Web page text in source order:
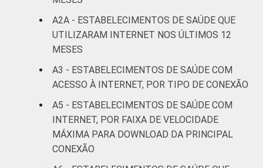
UNIDADE BÁSICA
DE SAÚDE
Não UBS 90
LOCALIZAÇÃO Capital 88
Fonte: CGI.br/NIC.br, Centro Regional de
Estudos para o Desenvolvimento da
Sociedade da Informação (Cetic.br),
A2A - ESTABELECIMENTOS DE SAÚDE QUE
UTILIZARAM INTERNET NOS ÚLTIMOS 12
MESES
A3 - ESTABELECIMENTOS DE SAÚDE COM
ACESSO À INTERNET, POR TIPO DE CONEXÃO
A5 - ESTABELECIMENTOS DE SAÚDE COM
INTERNET, POR FAIXA DE VELOCIDADE
MÁXIMA PARA DOWNLOAD DA PRINCIPAL
CONEXÃO